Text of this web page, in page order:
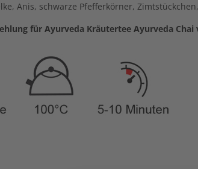
Anis, schwarze Pfefferkörner,
für Ayurveda Kräutertee Ayurveda Chai